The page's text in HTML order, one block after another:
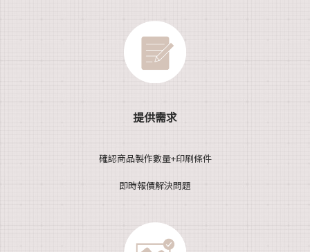
提供需求
確認商品製作數量+印刷條件
即時報價解決問題